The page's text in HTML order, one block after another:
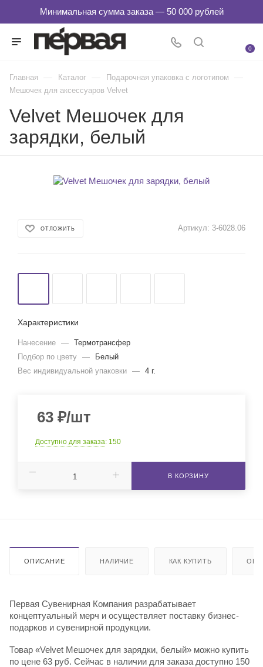
0
Главная — Каталог — Подарочная упаковка с логотипом —
Мешочек для аксессуаров Velvet
Velvet Мешочек для
зарядки, белый
ОТЛОЖИТЬ Артикул: 3-6028.06
Характеристики
Нанесение — Термотрансфер
Подбор по цвету —
Белый
Вес индивидуальной упаковки — 4 г.
63 ₽/шт
Доступно для заказа: 150
В КОРЗИНУ
ОПИСАНИЕ НАЛИЧИЕ КАК КУПИТЬ
Первая Сувенирная Компания разрабатывает
концептуальный мерч и осуществляет поставку бизнес-
подарков и сувенирной продукции.
Товар «Velvet Мешочек для зарядки, белый» можно купить
по цене 63 руб. Сейчас в наличии для заказа доступно 150